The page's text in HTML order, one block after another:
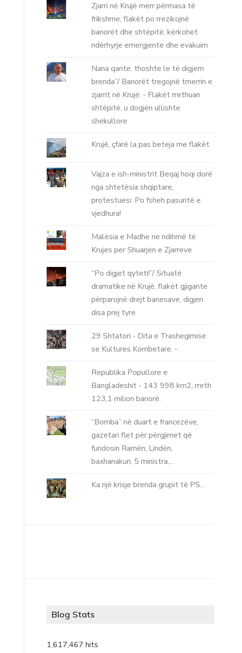
Zjarri në Krujë merr përmasa të
frikshme, flakët po rrezikojnë
banorët dhe shtëpitë, kërkohet
ndërhyrje emergjente dhe evakuim
Nana qante, thoshte le të digjem
brenda”/ Banorët tregojnë tmerrin e
zjarrit në Krujë: - Flakët rrethuan
shtëpitë, u dogjën ullishte
shekullore
Krujë, çfarë la pas beteja me flakët
Vajza e ish-ministrit Beqaj hoqi dorë
nga shtetësia shqiptare,
protestuesi: Po fsheh pasuritë e
vjedhura!
Malësia e Madhe ne ndihmë të
Krujes per Shuarjen e Zjarreve
“Po digjet qyteti!”/ Situatë
dramatike në Krujë, flakët gjigante
përparojnë drejt banesave, digjen
disa prej tyre
29 Shtatori - Dita e Trashegimise
se Kultures Kombetare. -
Republika Popullore e
Bangladeshit - 143 998 km2, rreth
123,1 milion banorë.
“Bomba” në duart e francezëve,
gazetari flet për përgjimet që
fundosin Ramën, Lindën,
baxhanakun, 5 ministra,…
Ka një krisje brenda grupit të PS…
Blog Stats
1,617,467 hits